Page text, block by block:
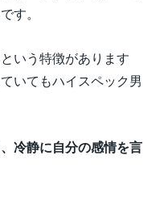
す。
いう特徴があります
いてもハイスペック男
冷静に自分の感情を言